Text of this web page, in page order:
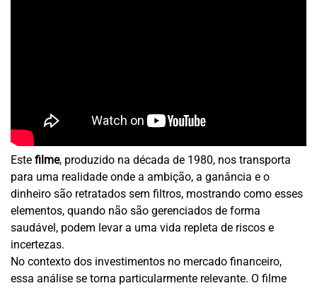
Este filme, produzido na década de 1980, nos transporta
para uma realidade onde a ambição, a ganância e o
dinheiro são retratados sem filtros, mostrando como esses
elementos, quando não são gerenciados de forma
saudável, podem levar a uma vida repleta de riscos e
incertezas.
No contexto dos investimentos no mercado financeiro,
essa análise se torna particularmente relevante. O filme